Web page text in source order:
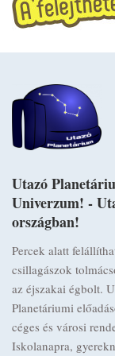
Utazó
Univerzum! -
országban!
Percek alatt
csillagászok
az éjszakai égbolt.
Planetáriumi
céges és városi
Iskolanapra,